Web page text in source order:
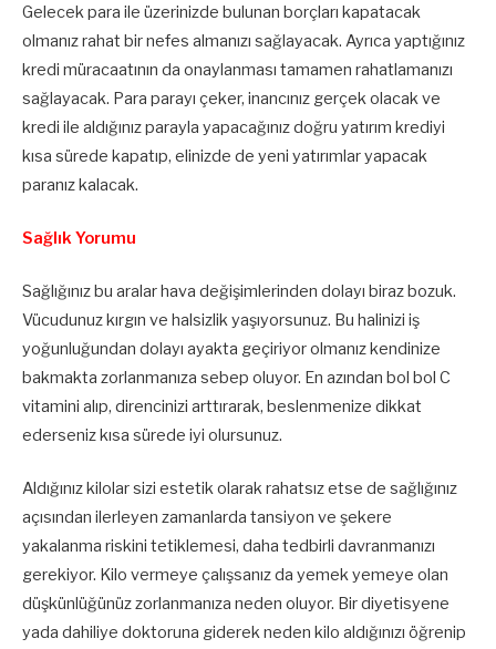
Gelecek para ile üzerinizde bulunan borçları kapatacak
olmanız rahat bir nefes almanızı sağlayacak. Ayrıca yaptığınız
kredi müracaatının da onaylanması tamamen rahatlamanızı
sağlayacak. Para parayı çeker, inancınız gerçek olacak ve
kredi ile aldığınız parayla yapacağınız doğru yatırım krediyi
kısa sürede kapatıp, elinizde de yeni yatırımlar yapacak
paranız kalacak.
Sağlık Yorumu
Sağlığınız bu aralar hava değişimlerinden dolayı biraz bozuk.
Vücudunuz kırgın ve halsizlik yaşıyorsunuz. Bu halinizi iş
yoğunluğundan dolayı ayakta geçiriyor olmanız kendinize
bakmakta zorlanmanıza sebep oluyor. En azından bol bol C
vitamini alıp, direncinizi arttırarak, beslenmenize dikkat
ederseniz kısa sürede iyi olursunuz.
Aldığınız kilolar sizi estetik olarak rahatsız etse de sağlığınız
açısından ilerleyen zamanlarda tansiyon ve şekere
yakalanma riskini tetiklemesi, daha tedbirli davranmanızı
gerekiyor. Kilo vermeye çalışsanız da yemek yemeye olan
düşkünlüğünüz zorlanmanıza neden oluyor. Bir diyetisyene
yada dahiliye doktoruna giderek neden kilo aldığınızı öğrenip